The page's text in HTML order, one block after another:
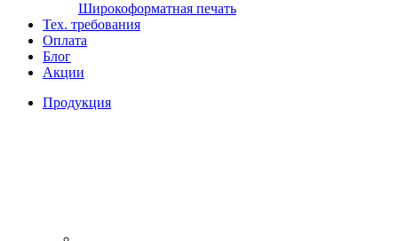
Широкоформатная печать
Тех. требования
Оплата
Блог
Акции
Продукция